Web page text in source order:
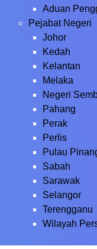
Aduan
Pejabat Negeri
Johor
Kedah
Kelantan
Melaka
Negeri
Pahang
Perak
Perlis
Pulau
Sabah
Sarawak
Selangor
Terengganu
Wilayah